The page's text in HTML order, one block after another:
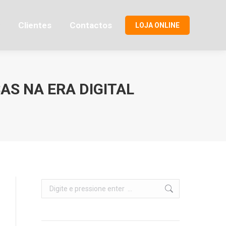
Clientes Contactos LOJA ONLINE
NA ERA DIGITAL
Search: